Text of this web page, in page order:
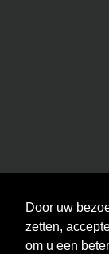
Door uw
zetten,
om u een